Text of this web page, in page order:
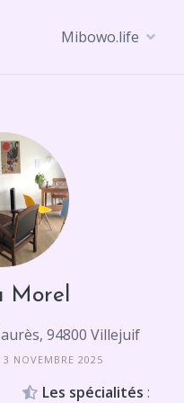
Mibowo.life
Morel
94800 Villejuif
3 NOVEMBRE 2025
Les spécialités :